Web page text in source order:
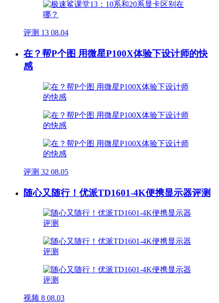
评测 13 08.04
在？帮P个图 用微星P100X体验下设计师的快
感
评测 32 08.05
随心又随行！优派TD1601-4K便携显示器评测
视频 8 08.03